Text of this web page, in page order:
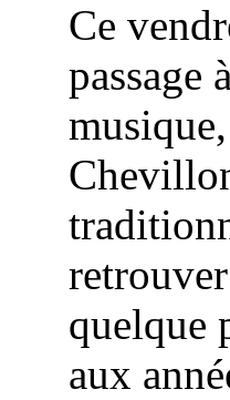
Ce
passage
quelque
aux